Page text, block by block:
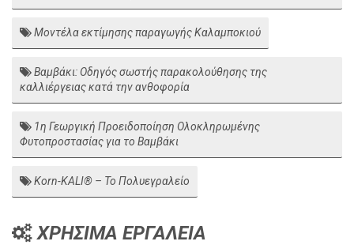
Μοντέλα εκτίμησης παραγωγής Καλαμποκιού
Βαμβάκι: Οδηγός σωστής παρακολούθησης της
καλλιέργειας κατά την ανθοφορία
1η Γεωργική Προειδοποίηση Ολοκληρωμένης
Φυτοπροστασίας για το Βαμβάκι
Korn-KALI® – Το Πολυεγραλείο
ΧΡΗΣΙΜΑ ΕΡΓΑΛΕΙΑ